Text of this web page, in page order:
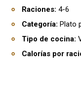
Raciones: 4-6
Categoría: Plato
Tipo de cocina:
Calorías por